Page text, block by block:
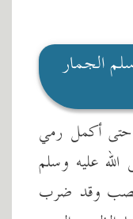
الجمار
أكمل رمي
عليه وسلم
وقد ضرب